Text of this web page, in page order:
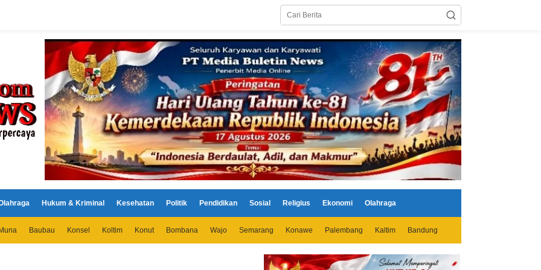
Hukum & Kriminal Kesehatan Politik Pendidikan Sosial Religius Ekonomi Olahraga
Baubau Konsel Koltim Konut Bombana Wajo Semarang Konawe Palembang Kaltim Bandung